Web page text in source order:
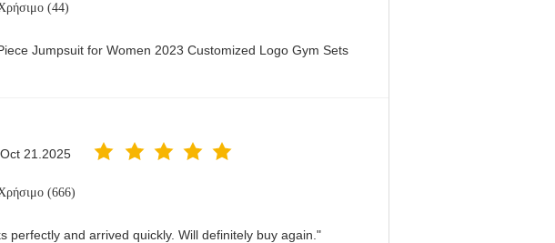
(44)
Jumpsuit for Women 2023 Customized Logo Gym Sets
Oct 21.2025
(666)
perfectly and arrived quickly. Will definitely buy again."